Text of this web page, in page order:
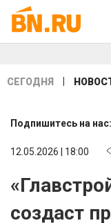
СЕГОДНЯ
Подпишитесь на нас:
12.05.2026 | 18:00
создаст